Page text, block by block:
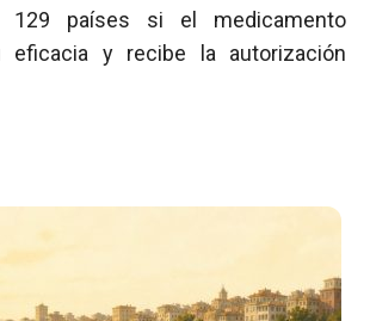
129 países si el medicamento
eficacia y recibe la autorización